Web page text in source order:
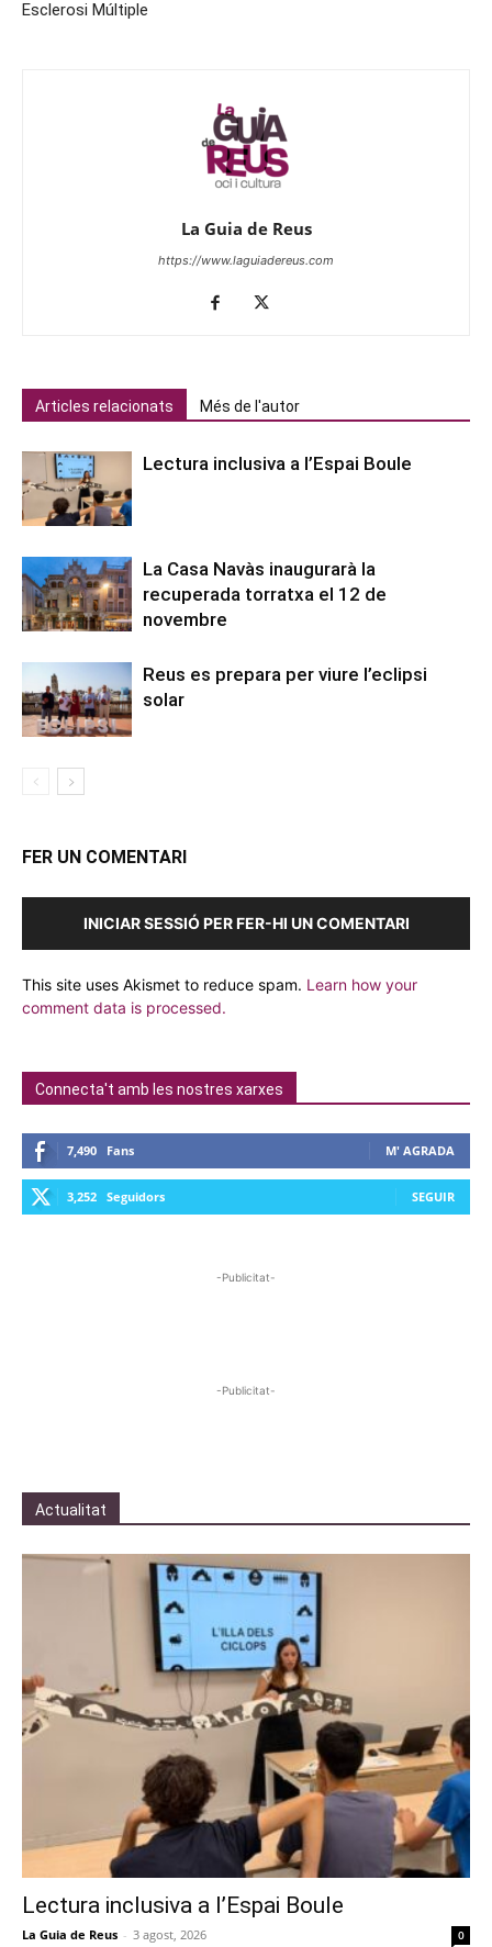
Esclerosi Múltiple
La Guia de Reus
https://www.laguiadereus.com
Articles relacionats Més de l'autor
Lectura inclusiva a l’Espai Boule
La Casa Navàs inaugurarà la
recuperada torratxa el 12 de
novembre
Reus es prepara per viure l’eclipsi
solar
FER UN COMENTARI
INICIAR SESSIÓ PER FER-HI UN COMENTARI
This site uses Akismet to reduce spam. Learn how your
comment data is processed.
Connecta't amb les nostres xarxes
7,490 Fans M' AGRADA
3,252 Seguidors SEGUIR
-Publicitat-
-Publicitat-
Actualitat
Lectura inclusiva a l’Espai Boule
La Guia de Reus - 3 agost, 2026 0